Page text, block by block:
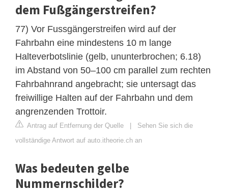
dem Fußgängerstreifen?
77) Vor Fussgängerstreifen wird auf der
Fahrbahn eine mindestens 10 m lange
Halteverbotslinie (gelb, ununterbrochen; 6.18)
im Abstand von 50–100 cm parallel zum rechten
Fahrbahnrand angebracht; sie untersagt das
freiwillige Halten auf der Fahrbahn und dem
angrenzenden Trottoir.
Antrag auf Entfernung der Quelle | Sehen Sie sich die
vollständige Antwort auf auto.itheorie.ch an
Was bedeuten gelbe
Nummernschilder?